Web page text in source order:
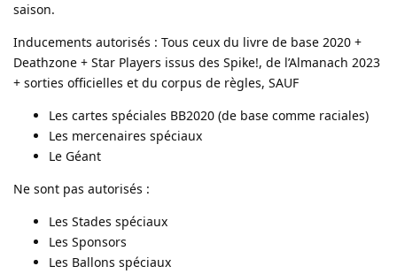
saison.
Inducements autorisés : Tous ceux du livre de base 2020 +
Deathzone + Star Players issus des Spike!, de l’Almanach 2023
+ sorties officielles et du corpus de règles, SAUF
Les cartes spéciales BB2020 (de base comme raciales)
Les mercenaires spéciaux
Le Géant
Ne sont pas autorisés :
Les Stades spéciaux
Les Sponsors
Les Ballons spéciaux